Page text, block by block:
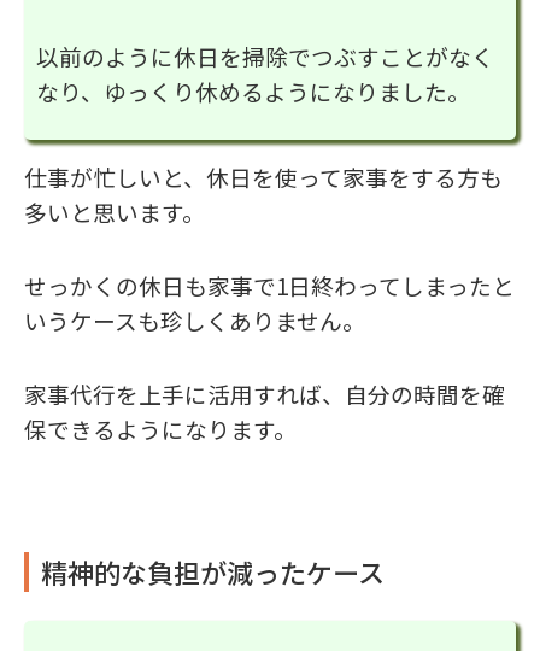
以前のように休日を掃除でつぶすことがなく
なり、ゆっくり休めるようになりました。
仕事が忙しいと、休日を使って家事をする方も
多いと思います。
せっかくの休日も家事で1日終わってしまったと
いうケースも珍しくありません。
家事代行を上手に活用すれば、自分の時間を確
保できるようになります。
精神的な負担が減ったケース